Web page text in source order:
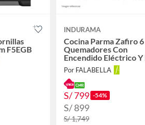
F5EGB
INDURAMA
Cocina Parma Zafiro 6
Quemadores Con
Encendido Eléctrico Y
En Horno
Por FALABELLA
S/ 799 -54%
S/ 899
S/ 1,749